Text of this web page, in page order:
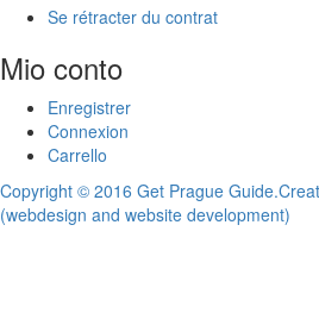
Se rétracter du contrat
Mio conto
Enregistrer
Connexion
Carrello
Copyright © 2016 Get Prague Guide.
(webdesign and website development)